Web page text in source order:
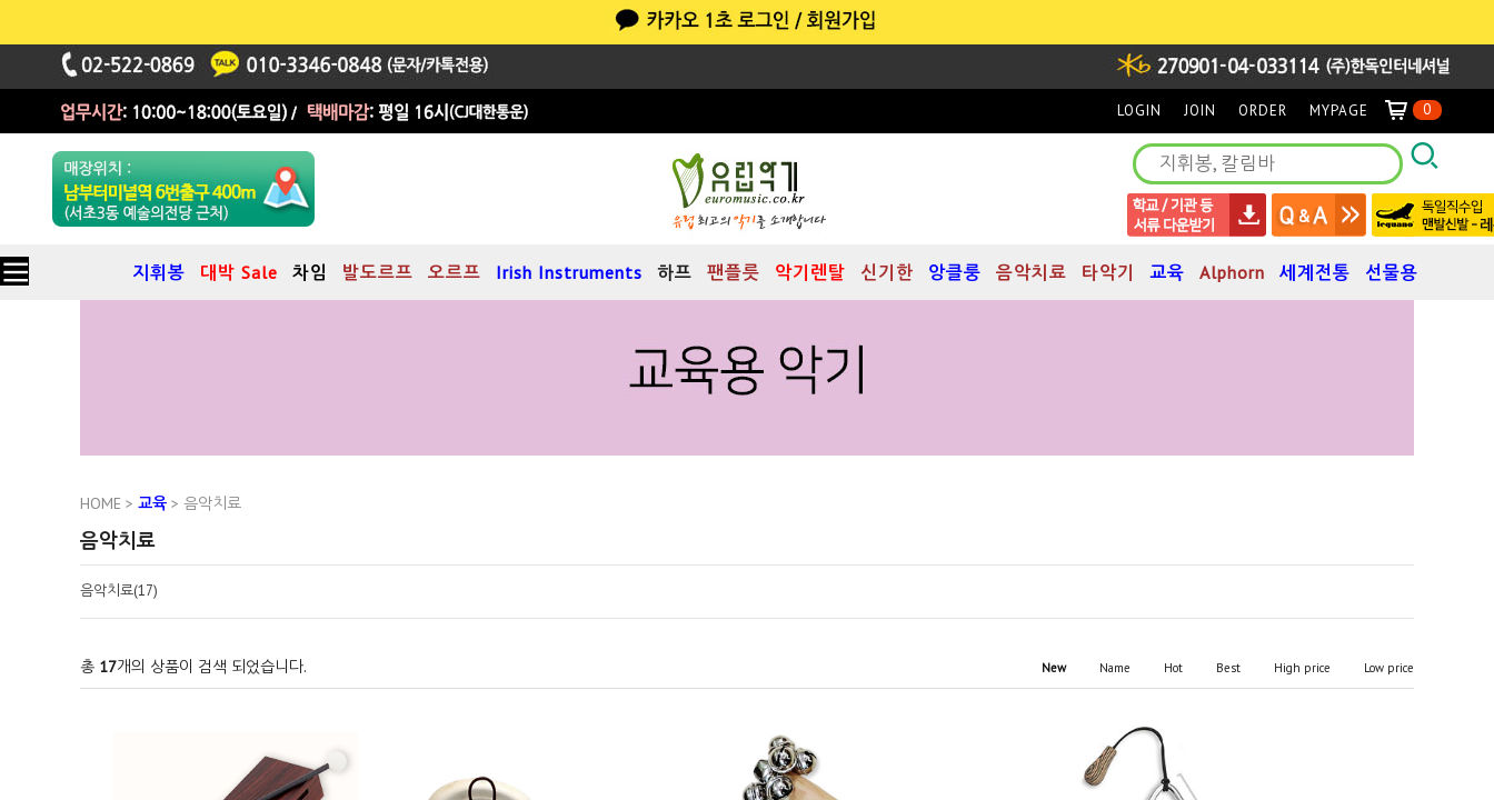
LOGIN JOIN ORDER MYPAGE 0
지휘봉 대박 Sale 차임 발도르프 오르프 Irish Instruments 하프 팬플릇 악기렌탈 신기한 앙클룽 음악치료 타악기 교육 Alphorn 세계전통 선물용
HOME > 교육 > 음악치료
음악치료
음악치료(17)
총 17개의 상품이 검색 되었습니다. New Name Hot Best High price Low price